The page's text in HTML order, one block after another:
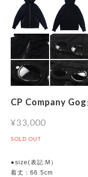
CP Company
¥33,000
SOLD OUT
●size(表記:M）
着丈：66.5cm